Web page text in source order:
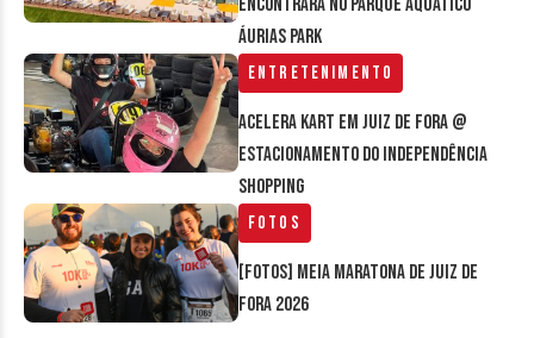
encontrará no parque aquático
Áurias Park
Entretenimento
Acelera Kart em Juiz de Fora @
estacionamento do Independência
Shopping
Fotos
[FOTOS] Meia Maratona de Juiz de
Fora 2026